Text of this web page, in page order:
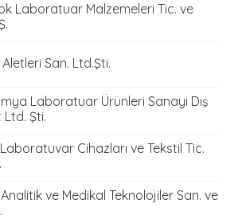
Laboratuar Malzemeleri Tic. ve
San. Ltd.Şti.
Laboratuar Ürünleri Sanayi Dış
Şti.
Cihazları ve Tekstil Tic.
ve Medikal Teknolojiler San. ve